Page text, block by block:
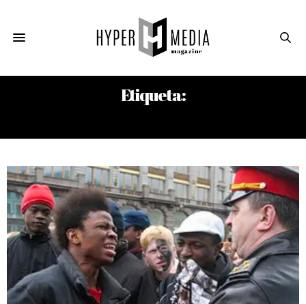
Etiqueta: